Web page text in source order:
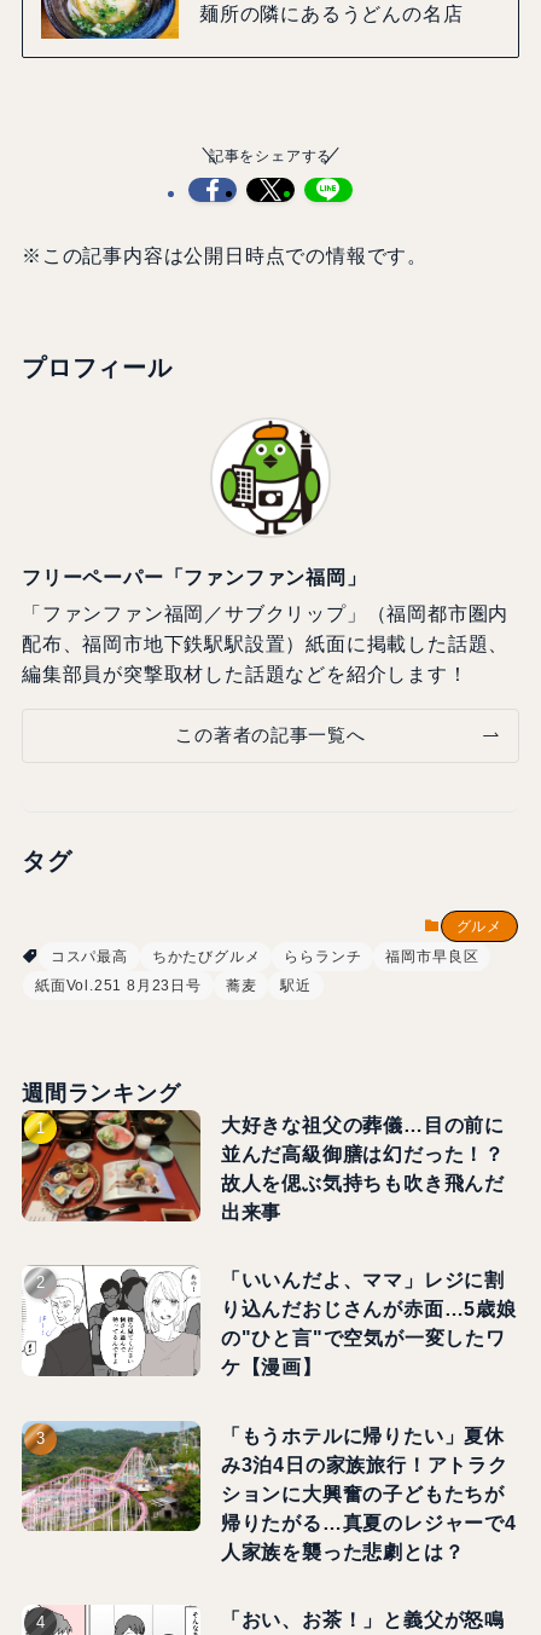
麺所の隣にあるうどんの名店
記事をシェアする
※この記事内容は公開日時点での情報です。
プロフィール
フリーペーパー「ファンファン福岡」
「ファンファン福岡／サブクリップ」（福岡都市圏内
配布、福岡市地下鉄駅駅設置）紙面に掲載した話題、
編集部員が突撃取材した話題などを紹介します！
この著者の記事一覧へ
タグ
グルメ
コスパ最高
ちかたびグルメ ららランチ
福岡市早良区
紙面Vol.251 8月23日号
蕎麦 駅近
週間ランキング
大好きな祖父の葬儀…目の前に
並んだ高級御膳は幻だった！？
故人を偲ぶ気持ちも吹き飛んだ
出来事
「いいんだよ、ママ」レジに割
り込んだおじさんが赤面…5歳娘
の"ひと言"で空気が一変したワ
ケ【漫画】
「もうホテルに帰りたい」夏休
み3泊4日の家族旅行！アトラク
ションに大興奮の子どもたちが
帰りたがる…真夏のレジャーで4
人家族を襲った悲劇とは？
「おい、お茶！」と義父が怒鳴